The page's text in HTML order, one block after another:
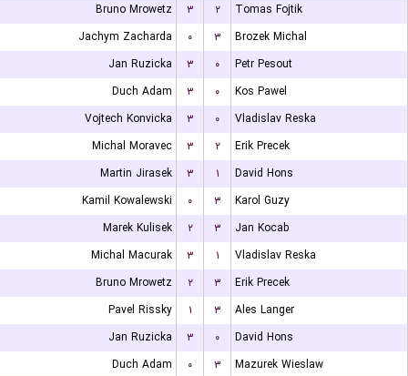
Bruno Mrowetz
۳ ۲
Tomas Fojtik
Jachym Zacharda
۰ ۳
Brozek Michal
Jan Ruzicka
۳ ۰
Petr Pesout
Duch Adam
۳ ۰
Kos Pawel
Vojtech Konvicka
۳ ۰
Vladislav Reska
Michal Moravec
۳ ۲
Erik Precek
Martin Jirasek
۳ ۱
David Hons
Kamil Kowalewski
۰ ۳
Karol Guzy
Marek Kulisek
۲ ۳
Jan Kocab
Michal Macurak
۳ ۱
Vladislav Reska
Bruno Mrowetz
۲ ۳
Erik Precek
Pavel Rissky
۱ ۳
Ales Langer
Jan Ruzicka
۳ ۰
David Hons
Duch Adam
۰ ۳
Mazurek Wieslaw